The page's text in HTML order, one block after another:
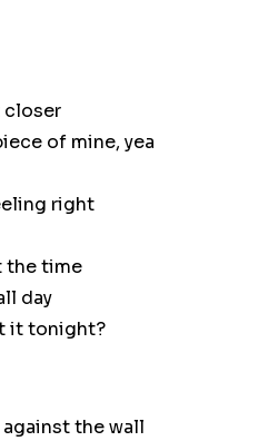
closer
of mine, yea
right
the time
day
it tonight?
the wall